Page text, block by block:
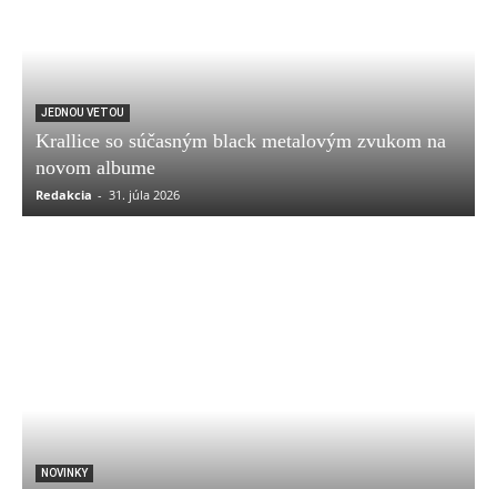
JEDNOU VETOU
Krallice so súčasným black metalovým zvukom na
novom albume
Redakcia - 31. júla 2026
NOVINKY